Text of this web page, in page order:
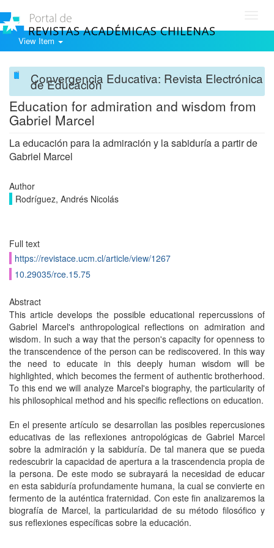
View Item
Convergencia Educativa: Revista Electrónica
de Educación
Education for admiration and wisdom from
Gabriel Marcel
La educación para la admiración y la sabiduría a partir de
Gabriel Marcel
Author
Rodríguez, Andrés Nicolás
Full text
https://revistace.ucm.cl/article/view/1267
10.29035/rce.15.75
Abstract
This article develops the possible educational repercussions of
Gabriel Marcel's anthropological reflections on admiration and
wisdom. In such a way that the person's capacity for openness to
the transcendence of the person can be rediscovered. In this way
the need to educate in this deeply human wisdom will be
highlighted, which becomes the ferment of authentic brotherhood.
To this end we will analyze Marcel's biography, the particularity of
his philosophical method and his specific reflections on education.
En el presente artículo se desarrollan las posibles repercusiones
educativas de las reflexiones antropológicas de Gabriel Marcel
sobre la admiración y la sabiduría. De tal manera que se pueda
redescubrir la capacidad de apertura a la trascendencia propia de
la persona. De este modo se subrayará la necesidad de educar
en esta sabiduría profundamente humana, la cual se convierte en
fermento de la auténtica fraternidad. Con este fin analizaremos la
biografía de Marcel, la particularidad de su método filosófico y
sus reflexiones específicas sobre la educación.